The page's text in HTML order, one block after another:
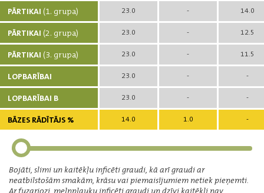
PĀRTIKAI (1. grupa) 23.0 - 14.0
PĀRTIKAI (2. grupa) 23.0 - 12.5
PĀRTIKAI (3. grupa) 23.0 - 11.5
LOPBARĪBAI 23.0 - -
LOPBARĪBAI B 23.0 - -
BĀZES RĀDĪTĀJS % 14.0 1.0 -
Bojāti, slimi un kaitēkļu inficēti graudi, kā arī graudi ar
neatbilstošām smakām, krāsu vai piemaisījumiem netiek pieņemti.
Ar fuzariozi, melnplauku inficēti graudi un dzīvi kaitēkļi nav